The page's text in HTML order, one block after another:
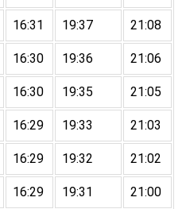
16:31 19:37 21:08
16:30 19:36 21:06
16:30 19:35 21:05
16:29 19:33 21:03
16:29 19:32 21:02
16:29 19:31 21:00